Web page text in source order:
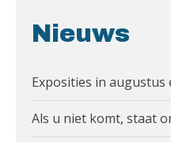
Nieuws
Exposities in augustus
Als u niet komt, staat